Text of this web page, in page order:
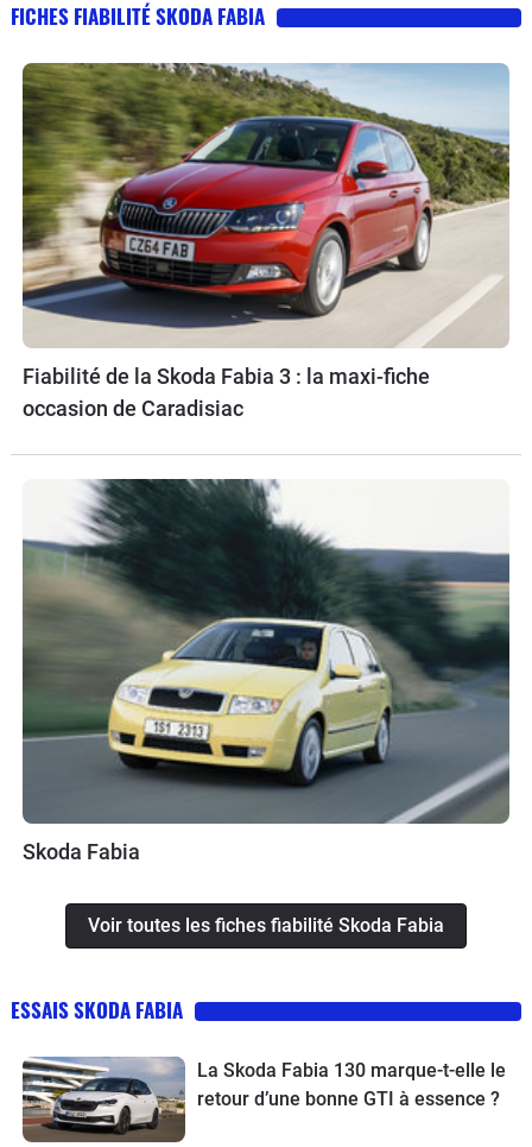
FICHES FIABILITÉ SKODA FABIA
Fiabilité de la Skoda Fabia 3 : la maxi-fiche
occasion de Caradisiac
Skoda Fabia
Voir toutes les fiches fiabilité Skoda Fabia
ESSAIS SKODA FABIA
La Skoda Fabia 130 marque-t-elle le
retour d’une bonne GTI à essence ?